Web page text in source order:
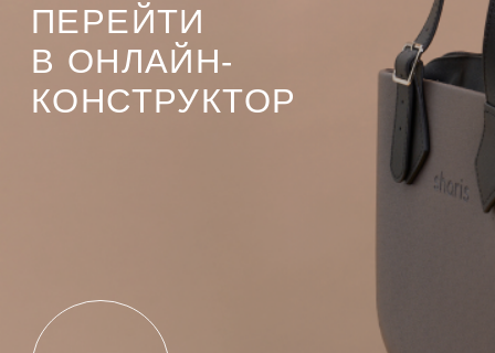
ПЕРЕЙТИ
В ОНЛАЙН-
КОНСТРУКТОР